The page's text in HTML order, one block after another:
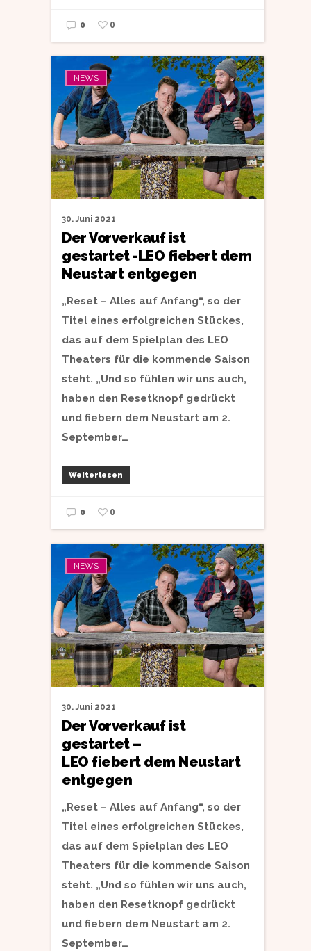
0 0
NEWS
30. Juni 2021
Der Vorverkauf ist
gestartet -LEO fiebert dem
Neustart entgegen
„Reset – Alles auf Anfang“, so der
Titel eines erfolgreichen Stückes,
das auf dem Spielplan des LEO
Theaters für die kommende Saison
steht. „Und so fühlen wir uns auch,
haben den Resetknopf gedrückt
und fiebern dem Neustart am 2.
September…
Weiterlesen
0 0
NEWS
30. Juni 2021
Der Vorverkauf ist
gestartet –
LEO fiebert dem Neustart
entgegen
„Reset – Alles auf Anfang“, so der
Titel eines erfolgreichen Stückes,
das auf dem Spielplan des LEO
Theaters für die kommende Saison
steht. „Und so fühlen wir uns auch,
haben den Resetknopf gedrückt
und fiebern dem Neustart am 2.
September…